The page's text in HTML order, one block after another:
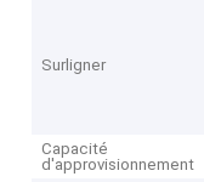
Surligner
Capacité
d'approvisionnement